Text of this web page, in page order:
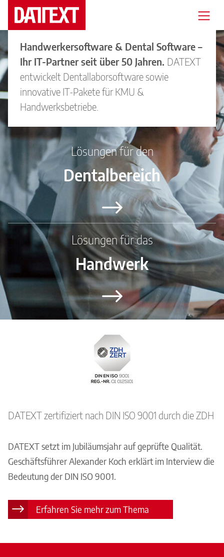
Handwerkersoftware & Dental Software –
Ihr IT-Partner seit über 50 Jahren. DATEXT
entwickelt Dentallaborsoftware sowie
innovative IT-Pakete für KMU &
Handwerksbetriebe.
Lösungen für den
Dentalbereich
Lösungen für das
Handwerk
DATEXT zertifiziert nach DIN ISO 9001 durch die ZDH
DATEXT setzt im Jubiläumsjahr auf geprüfte Qualität.
Geschäftsführer Alexander Koch erklärt im Interview die
Bedeutung der DIN ISO 9001.
Erfahren Sie mehr zum Thema
Veranstaltungen
Messen
Branchenlösungen
Support
Mediathek
Seminare
Blog
Unternehmen
Kontakt
Karriere
Impressum
Nutzungsbedingungen